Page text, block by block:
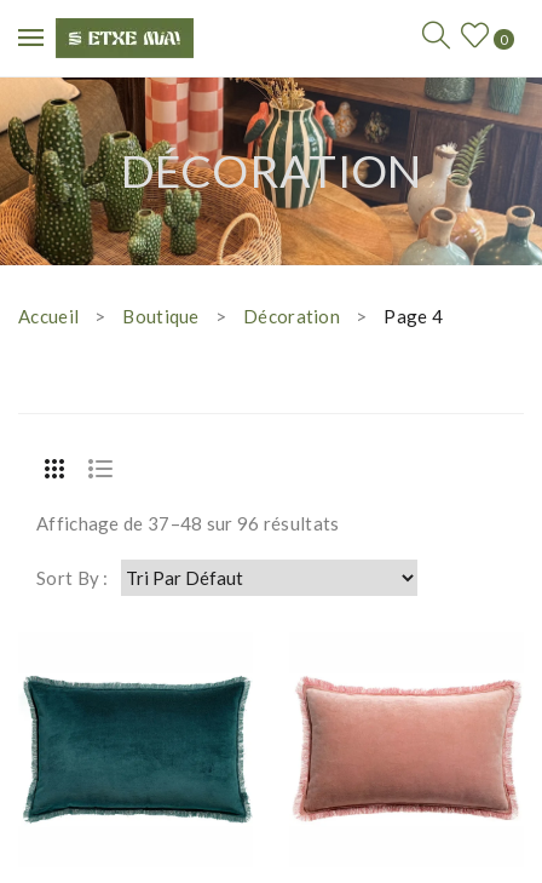
0
DÉCORATION
Accueil Boutique Décoration Page 4
Affichage de 37–48 sur 96 résultats
Sort By :